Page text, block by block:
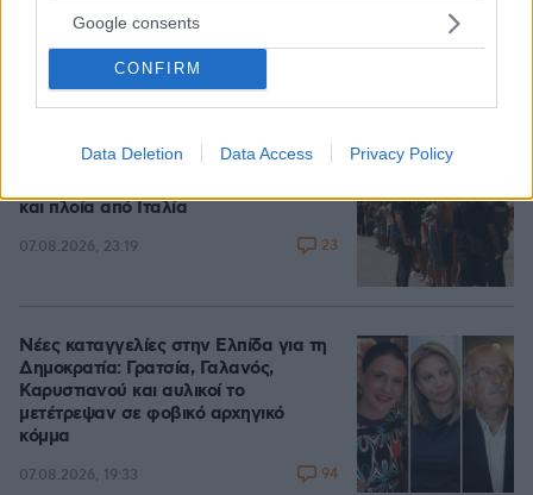
Google consents
CONFIRM
Data Deletion Data Access Privacy Policy
07.08.2026, 23:43
«Πόλεμος» Σάντσεθ - Μελόνι λόγω
της Θέουτα: Η Ισπανία επιβάλλει και
και πλοία από Ιταλία
07.08.2026, 23:19 23
Νέες καταγγελίες στην Ελπίδα για τη
Δημοκρατία: Γρατσία, Γαλανός,
Καρυστιανού και αυλικοί το
μετέτρεψαν σε φοβικό αρχηγικό
κόμμα
07.08.2026, 19:33 94